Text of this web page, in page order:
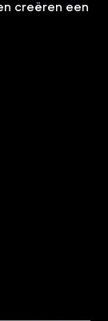
creëren een